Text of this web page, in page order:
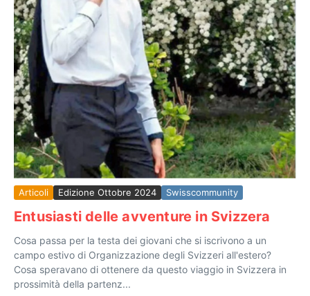
Articoli Edizione Ottobre 2024 Swisscommunity
Entusiasti delle avventure in Svizzera
Cosa passa per la testa dei giovani che si iscrivono a un
campo estivo di Organizzazione degli Svizzeri all'estero?
Cosa speravano di ottenere da questo viaggio in Svizzera in
prossimità della partenz...